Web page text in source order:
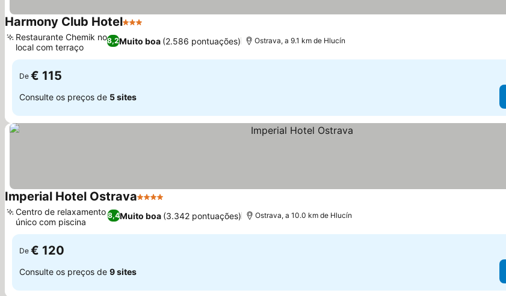
Harmony Club Hotel3 Estrelas
8,2Muito boa (2.586 pontuações)
Restaurante Chemik no
local com terraço
Ostrava, a 9.1 km de Hlucín
De € 115
Consulte os preços de 5 sites
Imperial Hotel Ostrava4 Estrelas
8,4Muito boa (3.342 pontuações)
Centro de relaxamento
único com piscina
Ostrava, a 10.0 km de Hlucín
De € 120
Consulte os preços de 9 sites